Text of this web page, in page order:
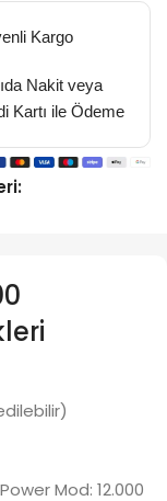
Kargo
Nakit veya
Kartı ile Ödeme
Mod: 12.000